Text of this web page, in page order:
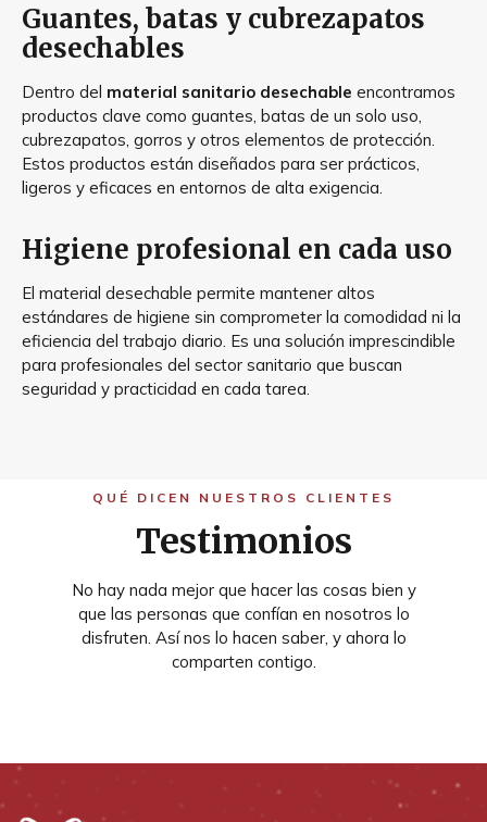
Guantes, batas y cubrezapatos
desechables
Dentro del material sanitario desechable encontramos
productos clave como guantes, batas de un solo uso,
cubrezapatos, gorros y otros elementos de protección.
Estos productos están diseñados para ser prácticos,
ligeros y eficaces en entornos de alta exigencia.
Higiene profesional en cada uso
El material desechable permite mantener altos
estándares de higiene sin comprometer la comodidad ni la
eficiencia del trabajo diario. Es una solución imprescindible
para profesionales del sector sanitario que buscan
seguridad y practicidad en cada tarea.
QUÉ DICEN NUESTROS CLIENTES
Testimonios
No hay nada mejor que hacer las cosas bien y
que las personas que confían en nosotros lo
disfruten. Así nos lo hacen saber, y ahora lo
comparten contigo.